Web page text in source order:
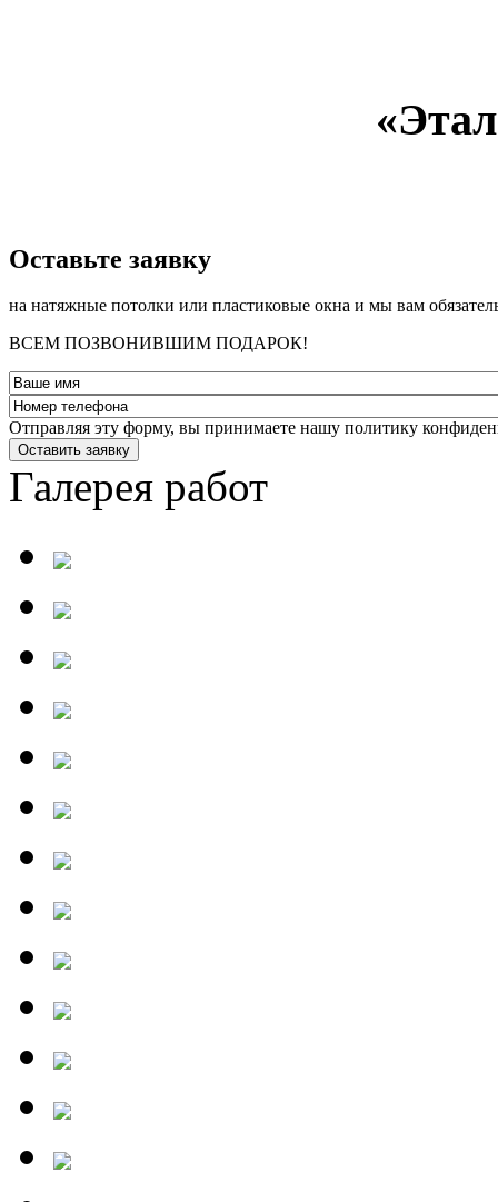
­Оставьте заявку
на натяжные потолки или пластиковые окна и мы вам
ВСЕМ ПОЗВОНИВШИМ ПОДАРОК!
Отправляя эту форму, вы принимаете нашу политику
Оставить заявку
Галерея работ